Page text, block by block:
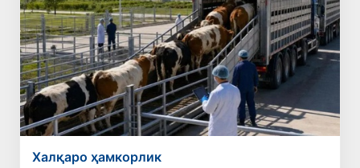
Халқаро ҳамкорлик